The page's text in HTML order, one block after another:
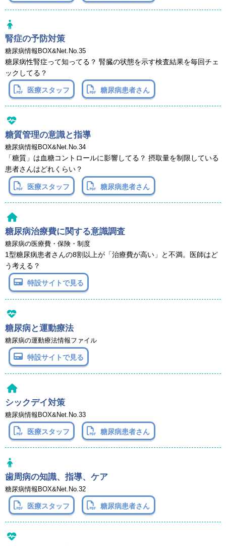
腎症の予防対策
糖尿病情報BOX&Net.No.35
糖尿病性腎症って知ってる？ 腎臓の状態を示す検査結果を毎回チェ
ックしてる？
医療スタッフ 糖尿病患者さん
糖質管理の意識と指導
糖尿病情報BOX&Net.No.34
「糖質」は血糖コントロールに影響してる？ 摂取量を制限している
患者さんはどれくらい？
医療スタッフ 糖尿病患者さん
糖尿病治療費に関する意識調査
糖尿病の医療費・保険・制度
1型糖尿病患者さんの8割以上が「治療費が高い」と不満。医師はど
う考える？
特設サイトで見る
糖尿病と運動療法
糖尿病の運動療法情報ファイル
特設サイトで見る
シックデイ対策
糖尿病情報BOX&Net.No.33
医療スタッフ 糖尿病患者さん
歯周病の知識、指導、ケア
糖尿病情報BOX&Net.No.32
医療スタッフ 糖尿病患者さん